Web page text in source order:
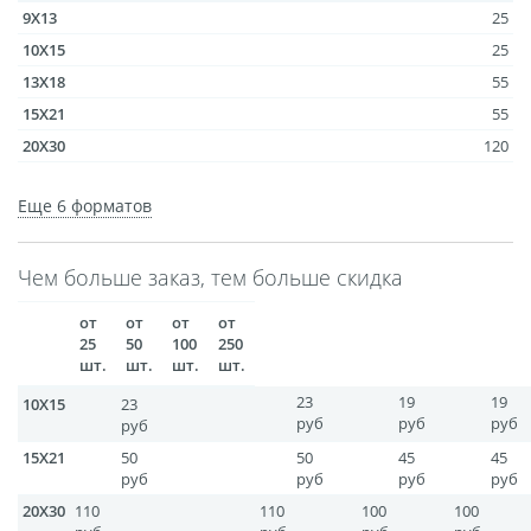
размеров
Портреты в стиле
Картины на холсте
мольбертом
Фото на холсте с карт.
Пресс-воллы
Флип-Флоп портрет
Фото на металле
Печать наклеек
Печать на ПВХ пластике
Фотопазл
9X13
25
10X15
25
13X18
55
15X21
55
20X30
120
40Х60
60Х80
1267
10x15 Срочно
20х30 Срочно
Еще 6 форматов
Чем больше заказ, тем больше скидка
от
25
шт.
от
50
шт.
от
100
шт.
от
250
шт.
10X15
23
руб
23
руб
19
руб
19
руб
15X21
50
руб
50
руб
45
руб
45
руб
20X30 110
110
100
100